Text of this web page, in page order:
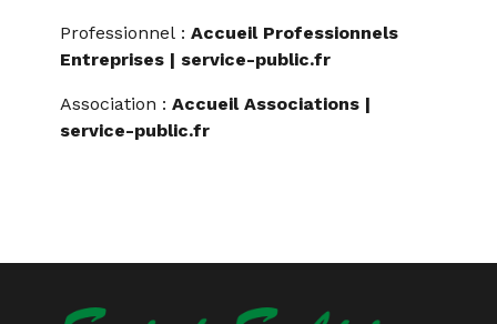
Professionnel : Accueil Professionnels
Entreprises | service-public.fr
Association : Accueil Associations |
service-public.fr